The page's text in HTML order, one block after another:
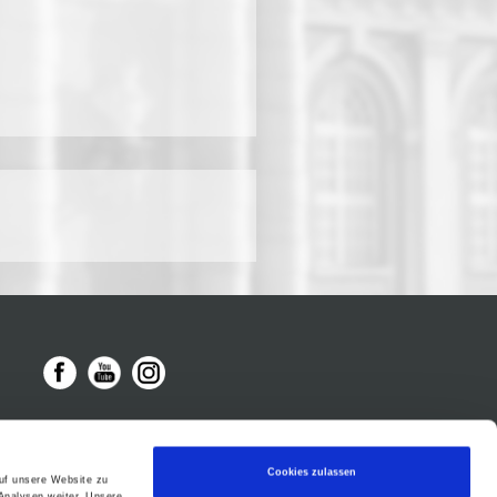
unsere Website zu
Cookies zulassen